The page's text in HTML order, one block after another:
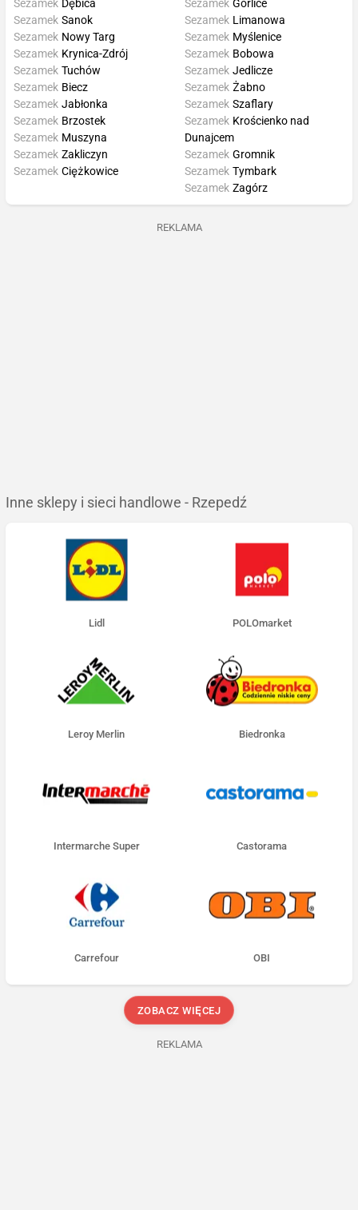
Sezamek Dębica
Sezamek Sanok
Sezamek Nowy Targ
Sezamek Gorlice
Sezamek Limanowa
Sezamek Myślenice
Sezamek Krynica-Zdrój
Sezamek Tuchów
Sezamek Biecz
Sezamek Jabłonka
Sezamek Bobowa
Sezamek Jedlicze
Sezamek Żabno
Sezamek Szaflary
Sezamek Brzostek
Sezamek Muszyna
Sezamek Zakliczyn
Sezamek Ciężkowice
Sezamek Krościenko nad
Dunajcem
Sezamek Gromnik
Sezamek Tymbark
Sezamek Zagórz
REKLAMA
Inne sklepy i sieci handlowe - Rzepedź
Lidl POLOmarket
Leroy Merlin Biedronka
Intermarche Super Castorama
Carrefour OBI
ZOBACZ WIĘCEJ
REKLAMA